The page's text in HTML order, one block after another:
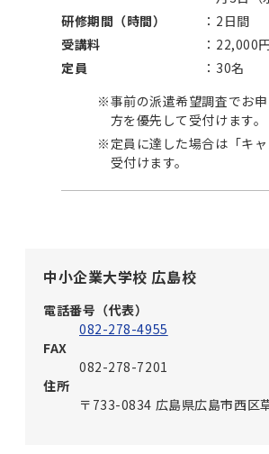
研修期間（時間）
2日間
受講料
22,000
定員
30名
※事前の派遣希望調査でお
方を優先して受付けます。
※ 定員に達した場合は「キ
受付けます。
中小企業大学校 広島校
電話番号（代表）
082-278-4955
FAX
082-278-7201
住所
〒733-0834 広島県広島市西区